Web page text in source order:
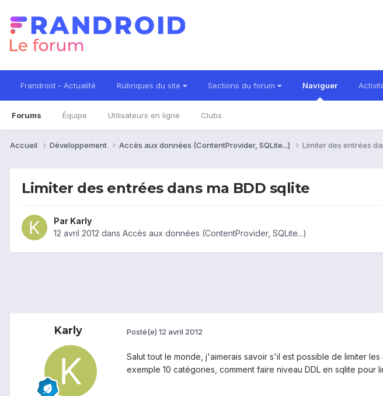
Frandroid - Actualité Rubriques du site Sections du forum Naviguer
Forums Équipe Utilisateurs en ligne Clubs
Accueil Développement Accès aux données (ContentProvider, SQLite...) Limiter des entrées
Limiter des entrées dans ma BDD sqlite
Par Karly
12 avril 2012 dans Accès aux données (ContentProvider, SQLite...)
Karly Posté(e) 12 avril 2012
Salut tout le monde, j'aimerais savoir s'il est possible de limiter
exemple 10 catégories, comment faire niveau DDL en sqlite pour